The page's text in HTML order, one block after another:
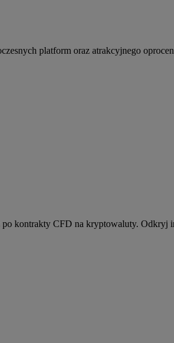
platform oraz atrakcyjnego
kontrakty CFD na kryptowaluty. Odkryj